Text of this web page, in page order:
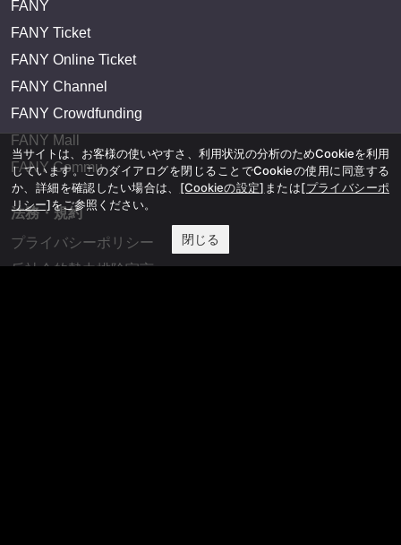
FANY
FANY Ticket
FANY Online Ticket
FANY Channel
FANY Crowdfunding
FANY Mall
FANY Commu
法務・規約
プライバシーポリシー
反社会的勢力排除宣言
当サイトは、お客様の使いやすさ、利用状況の分析のためCookieを利用
しています。このダイアログを閉じることでCookieの使用に同意する
か、詳細を確認したい場合は、 [Cookieの設定] または[プライバシーポ
リシー]をご参照ください。
閉じる